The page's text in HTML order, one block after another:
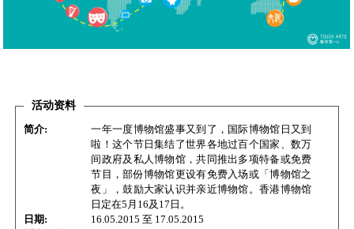
活动资料
简介:
一年一度博物馆盛事又到了，国际博物馆日又到
啦！这个节日集结了世界各地过百个国家、数万
间政府及私人博物馆，共同推出多项特备或免费
节目，部份博物馆更设有免费入场或「博物馆之
夜」，鼓励大家认识并亲近博物馆。香港博物馆
日定在5月16及17日。
日期:
16.05.2015 至 17.05.2015